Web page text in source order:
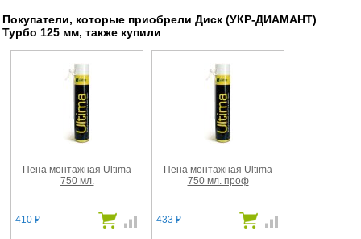
Покупатели, которые приобрели Диск (УКР-ДИАМАНТ)
Турбо 125 мм, также купили
Пена монтажная Ultima
750 мл.
410 ₽
Пена монтажная Ultima
750 мл. проф
433 ₽